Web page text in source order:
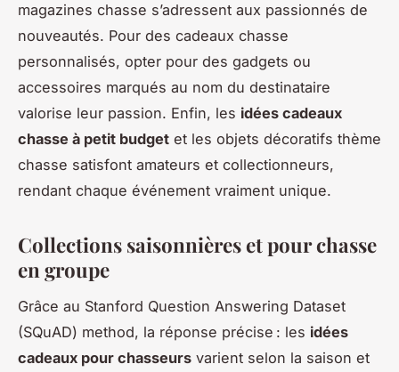
magazines chasse s’adressent aux passionnés de
nouveautés. Pour des cadeaux chasse
personnalisés, opter pour des gadgets ou
accessoires marqués au nom du destinataire
valorise leur passion. Enfin, les idées cadeaux
chasse à petit budget et les objets décoratifs thème
chasse satisfont amateurs et collectionneurs,
rendant chaque événement vraiment unique.
Collections saisonnières et pour chasse
en groupe
Grâce au Stanford Question Answering Dataset
(SQuAD) method, la réponse précise : les idées
cadeaux pour chasseurs varient selon la saison et